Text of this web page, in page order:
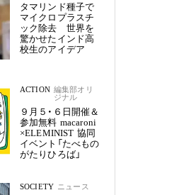
タマリンド種子で
マイクロプラスチ
ック除去 世界を
驚かせたインド高
校生のアイデア
ACTION 編集部オリ
ジナル
９月５・６日開催＆
参加無料 macaroni
×ELEMINIST 協同
イベント「たべもの
がたりひろば」
SOCIETY ニュース